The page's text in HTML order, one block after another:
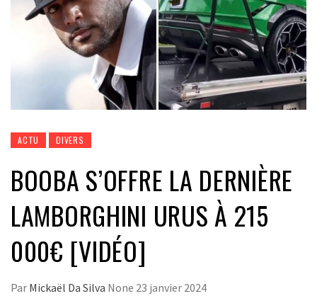
ACTU DIVERS
BOOBA S’OFFRE LA DERNIÈRE
LAMBORGHINI URUS À 215
000€ [VIDÉO]
Par Mickaël Da Silva None 23 janvier 2024